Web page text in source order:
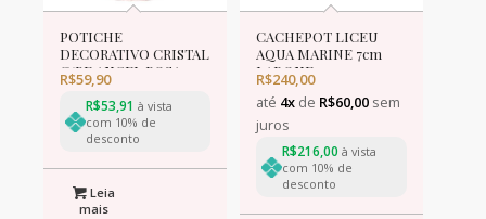
POTICHE
DECORATIVO CRISTAL
C/PE ANGEL ROSA
11x16cm
R$59,90
R$53,91 à vista
com 10% de
desconto
Leia
mais
CACHEPOT LICEU
AQUA MARINE 7cm
LABONE
R$240,00
até 4xde R$60,00sem
juros
R$216,00 à vista
com 10% de
desconto